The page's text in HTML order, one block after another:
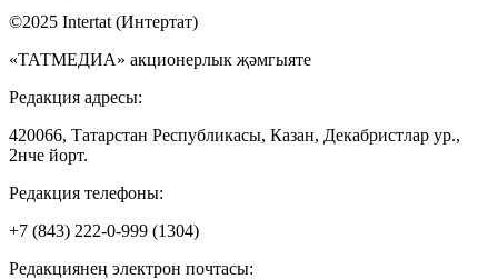
©2025 Intertat (Интертат)
«ТАТМЕДИА» акционерлык җәмгыяте
Редакция адресы:
420066, Татарстан Республикасы, Казан, Декабристлар ур.,
2нче йорт.
Редакция телефоны:
+7 (843) 222-0-999 (1304)
Редакциянең электрон почтасы: